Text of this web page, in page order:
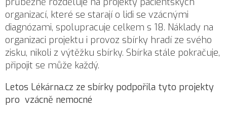
organizací, které se starají o lidi se vzácnými
diagnózami, spolupracuje celkem s 18. Náklady na
organizaci projektu i provoz sbírky hradí ze svého
zisku, nikoli z výtěžku sbírky. Sbírka stále pokračuje,
připojit se může každý.
Letos Lékárna.cz ze sbírky podpořila tyto projekty
pro vzácně nemocné